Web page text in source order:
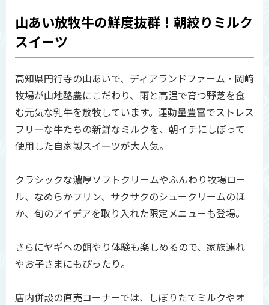
山あい放牧牛の鮮度抜群！朝絞りミルク
スイーツ
高知県円行寺の山あいで、ディアランドファーム・岡﨑
牧場が山地酪農にこだわり、雨と高温で育つ野芝を食
む元気な乳牛を放牧しています。運動量豊富でストレス
フリーな牛たちの新鮮なミルクを、朝イチにしぼって
使用した自家製スイーツが大人気。
クラシックな濃厚ソフトクリームやふんわり牧場ロー
ル、なめらかプリン、サクサクのシュークリームのほ
か、旬のアイデアを取り入れた限定メニューも登場。
さらにヤギへの餌やり体験も楽しめるので、家族連れ
やお子さまにもぴったり。
店内併設の直売コーナーでは、しぼりたてミルクやオ